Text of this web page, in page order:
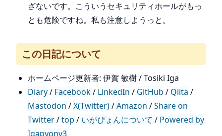
ざないです。こういうセキュリティホールがもっ
とも危険ですね。私も注意しようっと。
この日記について
ホームページ更新者: 伊賀 敏樹 / Tosiki Iga
Diary/ Facebook/ LinkedIn / GitHub / Qiita /
Mastodon /X(Twitter)/Amazon /Share on
Twitter/top / いがぴょんについて / Powered by
Igapyonv3